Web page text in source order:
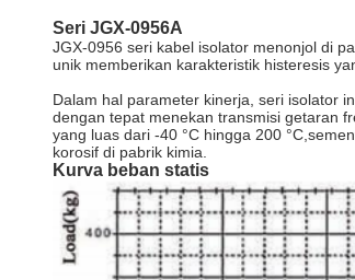
Seri JGX-0956A
JGX-0956 seri kabel isolator menonjol di
unik memberikan karakteristik histeresis
Dalam hal parameter kinerja, seri isolator
dengan tepat menekan transmisi getaran
yang luas dari -40 °C hingga 200
korosif di pabrik kimia.
Kurva beban statis